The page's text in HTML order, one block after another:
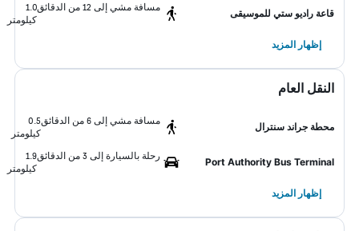
قاعة راديو ستي للموسيقى
مسافة مشي إلى 12 من الدقائق
1.0
كيلومتر
إظهار المزيد
النقل العام
محطة جراند سنترال
مسافة مشي إلى 6 من الدقائق
0.5
كيلومتر
Port Authority Bus Terminal
رحلة بالسيارة إلى 3 من الدقائق
1.9
كيلومتر
إظهار المزيد